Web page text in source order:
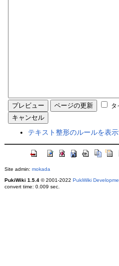
タ
テキスト整形のルールを表
Site admin: mokada
PukiWiki 1.5.4© 2001-2022 PukiWiki
convert time: 0.009 sec.